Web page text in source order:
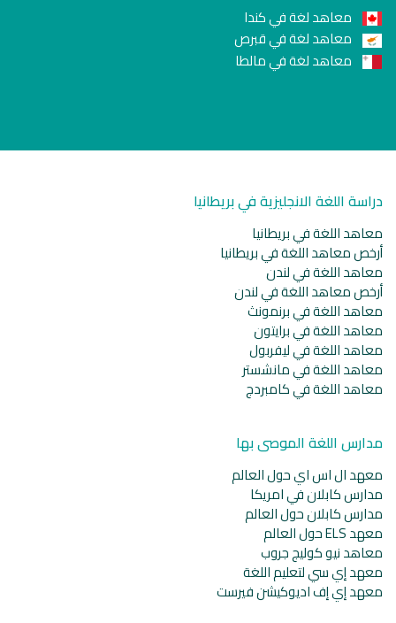
معاهد لغة في كندا
معاهد لغة في قبرص
معاهد لغة في مالطا
دراسة اللغة الانجليزية في بريطانيا
معاهد اللغة في بريطانيا
أرخص معاهد اللغة في بريطانيا
معاهد اللغة في لندن
أرخص معاهد اللغة في لندن
معاهد اللغة في برنمونث
معاهد اللغة في برايتون
معاهد اللغة في ليفربول
معاهد اللغة في مانشستر
معاهد اللغة في كامبردج
مدارس اللغة الموصى بها
معهد ال اس اي حول العالم
مدارس كابلان في امريكا
مدارس كابلان حول العالم
معهد ELS حول العالم
معاهد نيو كوليج جروب
معهد إي سي لتعليم اللغة
معهد إي إف اديوكيشن فيرست